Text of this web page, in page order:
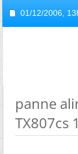
01/12/2006,
panne
TX807cs